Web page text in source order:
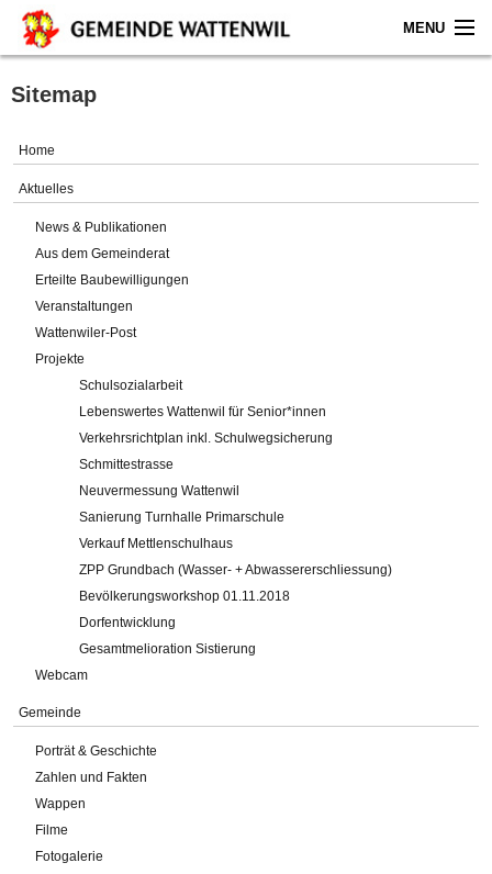
MENU
Home
Gemeinde
Verwaltung
Online-Service
Impressum
Sitemap
Home
Aktuelles
News & Publikationen
Aus dem Gemeinderat
Erteilte Baubewilligungen
Veranstaltungen
Wattenwiler-Post
Projekte
Schulsozialarbeit
Lebenswertes Wattenwil für Senior*innen
Verkehrsrichtplan inkl. Schulwegsicherung
Schmittestrasse
Neuvermessung Wattenwil
Sanierung Turnhalle Primarschule
Verkauf Mettlenschulhaus
ZPP Grundbach (Wasser- + Abwassererschliessung)
Bevölkerungsworkshop 01.11.2018
Dorfentwicklung
Gesamtmelioration Sistierung
Webcam
Gemeinde
Porträt & Geschichte
Zahlen und Fakten
Wappen
Filme
Fotogalerie